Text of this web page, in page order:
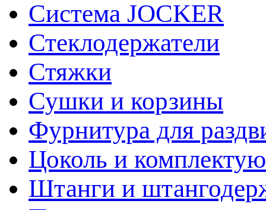
Система JOCKER
Стеклодержатели
Стяжки
Сушки и корзины
Фурнитура для
Цоколь и
Штанги и